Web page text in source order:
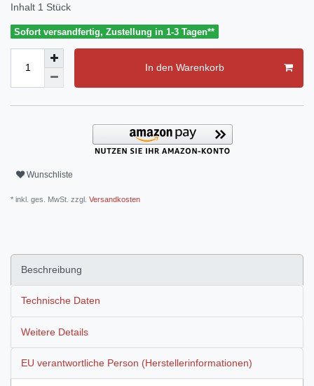
Inhalt 1 Stück
Sofort versandfertig, Zustellung in 1-3 Tagen**
In den Warenkorb
Wunschliste
* inkl. ges. MwSt. zzgl. Versandkosten
Beschreibung
Technische Daten
Weitere Details
EU verantwortliche Person (Herstellerinformationen)